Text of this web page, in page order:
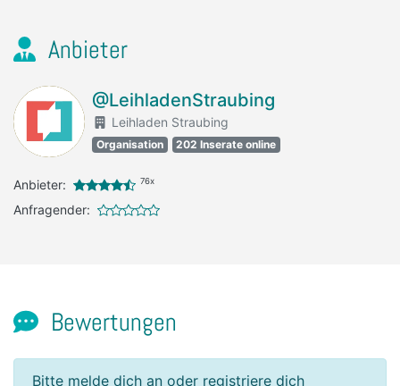
Anbieter
@LeihladenStraubing
Leihladen Straubing
Organisation 202 Inserate online
Anbieter: 76x
Anfragender:
Bewertungen
Bitte melde dich an oder registriere dich